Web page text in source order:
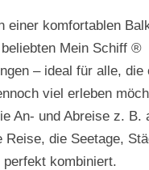
einer komfortablen
Mein Schiff ®
– ideal für alle, die
viel erleben
An- und Abreise z. B.
Reise, die Seetage,
perfekt kombiniert.